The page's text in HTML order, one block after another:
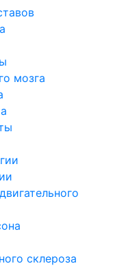
мозга
склероза